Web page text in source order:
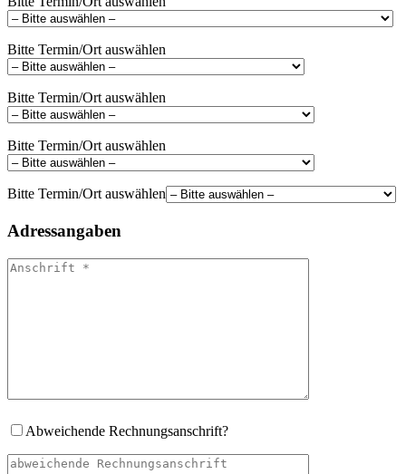
Bitte Termin/Ort auswählen
Bitte Termin/Ort auswählen
Bitte Termin/Ort auswählen
Bitte Termin/Ort auswählen
Adressangaben
Abweichende Rechnungsanschrift?